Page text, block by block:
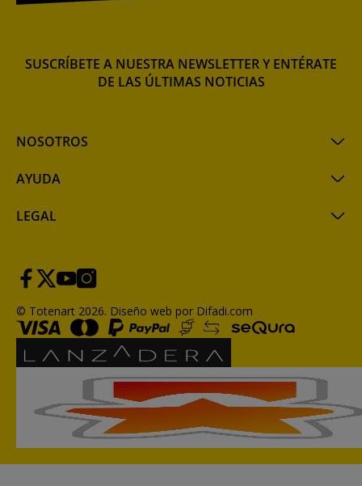
NOSOTROS
AYUDA
LEGAL
SUSCRÍBETE A NUESTRA NEWSLETTER Y ENTÉRATE
DE LAS ÚLTIMAS NOTICIAS
© Totenart 2026. Diseño web por Difadi.com